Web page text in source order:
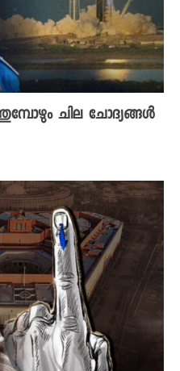
ചില ചോദ്യങ്ങൾ